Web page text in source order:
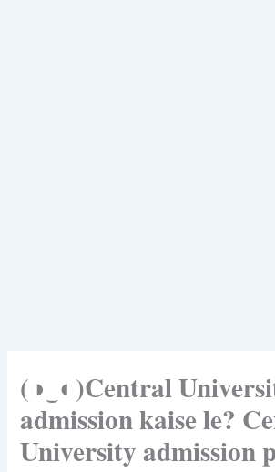
(◑‿◐)Central
admission kaise le?
University admission